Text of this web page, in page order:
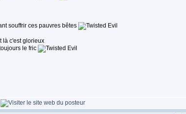
souffrir ces pauvres bêtes
là c'est glorieux
le fric